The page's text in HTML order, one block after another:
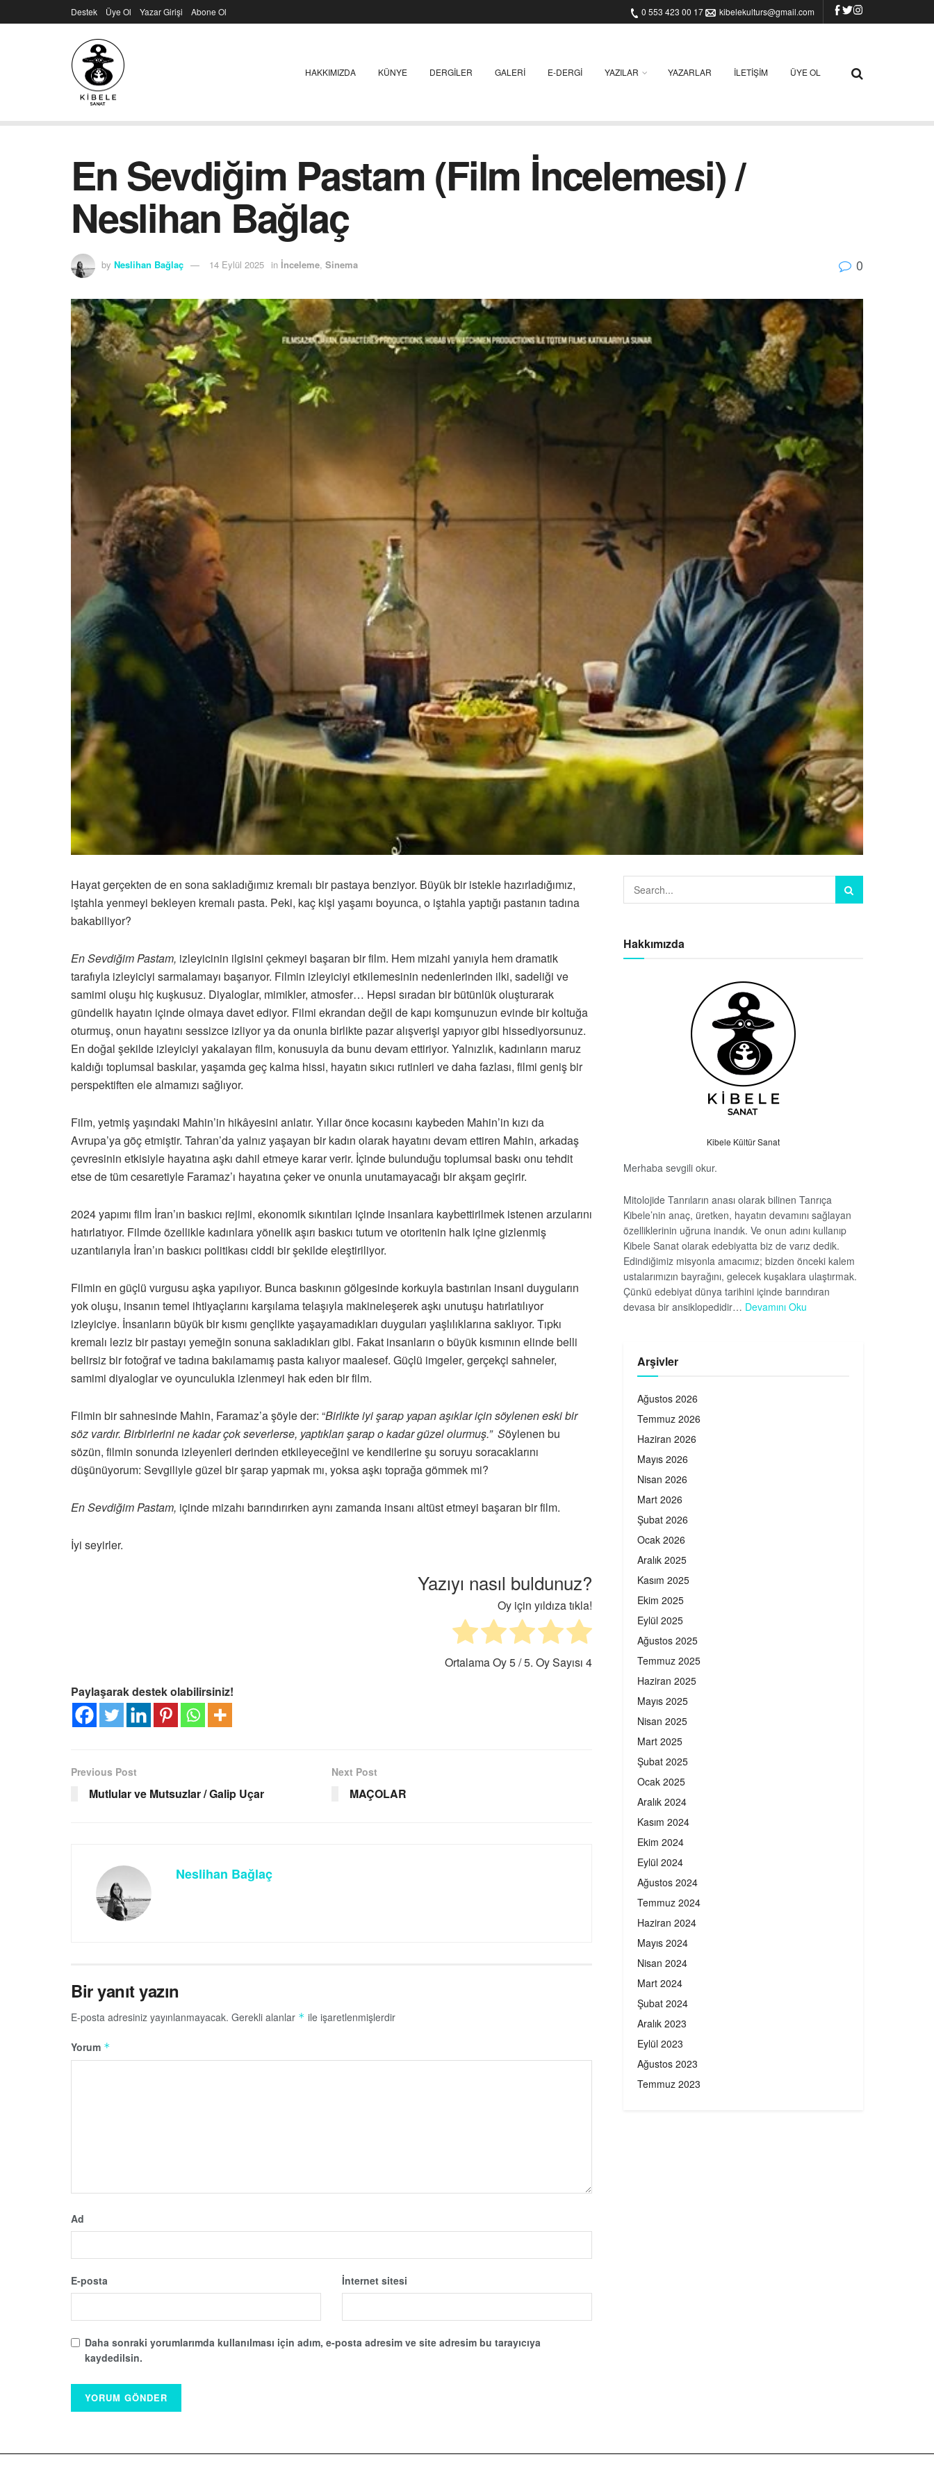
Destek Üye Ol Yazar Girişi Abone Ol 0 553 423 00 17 kibelekulturs@gmail.com
HAKKIMIZDA KÜNYE DERGILER GALERI E-DERGI YAZILAR YAZARLAR İLETIŞIM ÜYE OL
En Sevdiğim Pastam (Film İncelemesi) /
Neslihan Bağlaç
by Neslihan Bağlaç 14 Eylül 2025 in İnceleme, Sinema 0
Hayat gerçekten de en sona sakladığımız kremalı bir pastaya benziyor. Büyük bir istekle hazırladığımız,
iştahla yenmeyi bekleyen kremalı pasta. Peki, kaç kişi yaşamı boyunca, o iştahla yaptığı pastanın tadına
bakabiliyor?
En Sevdiğim Pastam, izleyicinin ilgisini çekmeyi başaran bir film. Hem mizahi yanıyla hem dramatik
tarafıyla izleyiciyi sarmalamayı başarıyor. Filmin izleyiciyi etkilemesinin nedenlerinden ilki, sadeliği ve
samimi oluşu hiç kuşkusuz. Diyaloglar, mimikler, atmosfer… Hepsi sıradan bir bütünlük oluşturarak
gündelik hayatın içinde olmaya davet ediyor. Filmi ekrandan değil de kapı komşunuzun evinde bir koltuğa
oturmuş, onun hayatını sessizce izliyor ya da onunla birlikte pazar alışverişi yapıyor gibi hissediyorsunuz.
En doğal şekilde izleyiciyi yakalayan film, konusuyla da bunu devam ettiriyor. Yalnızlık, kadınların maruz
kaldığı toplumsal baskılar, yaşamda geç kalma hissi, hayatın sıkıcı rutinleri ve daha fazlası, filmi geniş bir
perspektiften ele almamızı sağlıyor.
Film, yetmiş yaşındaki Mahin’in hikâyesini anlatır. Yıllar önce kocasını kaybeden Mahin’in kızı da
Avrupa’ya göç etmiştir. Tahran’da yalnız yaşayan bir kadın olarak hayatını devam ettiren Mahin, arkadaş
çevresinin etkisiyle hayatına aşkı dahil etmeye karar verir. İçinde bulunduğu toplumsal baskı onu tehdit
etse de tüm cesaretiyle Faramaz’ı hayatına çeker ve onunla unutamayacağı bir akşam geçirir.
2024 yapımı film İran’ın baskıcı rejimi, ekonomik sıkıntıları içinde insanlara kaybettirilmek istenen arzularını
hatırlatıyor. Filmde özellikle kadınlara yönelik aşırı baskıcı tutum ve otoritenin halk içine gizlenmiş
uzantılarıyla İran’ın baskıcı politikası ciddi bir şekilde eleştiriliyor.
Filmin en güçlü vurgusu aşka yapılıyor. Bunca baskının gölgesinde korkuyla bastırılan insani duyguların
yok oluşu, insanın temel ihtiyaçlarını karşılama telaşıyla makineleşerek aşkı unutuşu hatırlatılıyor
izleyiciye. İnsanların büyük bir kısmı gençlikte yaşayamadıkları duyguları yaşlılıklarına saklıyor. Tıpkı
kremalı leziz bir pastayı yemeğin sonuna sakladıkları gibi. Fakat insanların o büyük kısmının elinde belli
belirsiz bir fotoğraf ve tadına bakılamamış pasta kalıyor maalesef. Güçlü imgeler, gerçekçi sahneler,
samimi diyaloglar ve oyunculukla izlenmeyi hak eden bir film.
Filmin bir sahnesinde Mahin, Faramaz’a şöyle der: “Birlikte iyi şarap yapan aşıklar için söylenen eski bir
söz vardır. Birbirlerini ne kadar çok severlerse, yaptıkları şarap o kadar güzel olurmuş.” Söylenen bu
sözün, filmin sonunda izleyenleri derinden etkileyeceğini ve kendilerine şu soruyu soracaklarını
düşünüyorum: Sevgiliyle güzel bir şarap yapmak mı, yoksa aşkı toprağa gömmek mi?
En Sevdiğim Pastam, içinde mizahı barındırırken aynı zamanda insanı altüst etmeyi başaran bir film.
İyi seyirler.
Yazıyı nasıl buldunuz?
Oy için yıldıza tıkla!
Ortalama Oy5/ 5. Oy Sayısı 4
Paylaşarak destek olabilirsiniz!
Previous Post
Mutlular ve Mutsuzlar / Galip Uçar
Next Post
MAÇOLAR
Neslihan Bağlaç
Bir yanıt yazın
E-posta adresiniz yayınlanmayacak. Gerekli alanlar * ile işaretlenmişlerdir
Yorum *
Ad
E-posta İnternet sitesi
Daha sonraki yorumlarımda kullanılması için adım, e-posta adresim ve site adresim bu tarayıcıya
kaydedilsin.
Hakkımızda
Kibele Kültür Sanat
Merhaba sevgili okur.
Mitolojide Tanrıların anası olarak bilinen Tanrıça
Kibele’nin anaç, üretken, hayatın devamını sağlayan
özelliklerinin uğruna inandık. Ve onun adını kullanıp
Kibele Sanat olarak edebiyatta biz de varız dedik.
Edindiğimiz misyonla amacımız; bizden önceki kalem
ustalarımızın bayrağını, gelecek kuşaklara ulaştırmak.
Çünkü edebiyat dünya tarihini içinde barındıran
devasa bir ansiklopedidir… Devamını Oku
Arşivler
Ağustos 2026
Temmuz 2026
Haziran 2026
Mayıs 2026
Nisan 2026
Mart 2026
Şubat 2026
Ocak 2026
Aralık 2025
Kasım 2025
Ekim 2025
Eylül 2025
Ağustos 2025
Temmuz 2025
Haziran 2025
Mayıs 2025
Nisan 2025
Mart 2025
Şubat 2025
Ocak 2025
Aralık 2024
Kasım 2024
Ekim 2024
Eylül 2024
Ağustos 2024
Temmuz 2024
Haziran 2024
Mayıs 2024
Nisan 2024
Mart 2024
Şubat 2024
Aralık 2023
Eylül 2023
Ağustos 2023
Temmuz 2023